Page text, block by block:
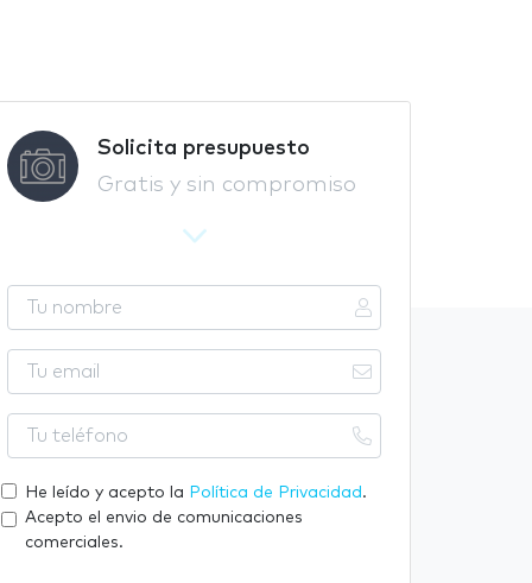
Solicita presupuesto
Gratis y sin compromiso
u
n
m
e
u
e
i
l
u
t
e
He leído y acepto la Política de Privacidad .
Acepto el envio de comunicaciones
comerciales.